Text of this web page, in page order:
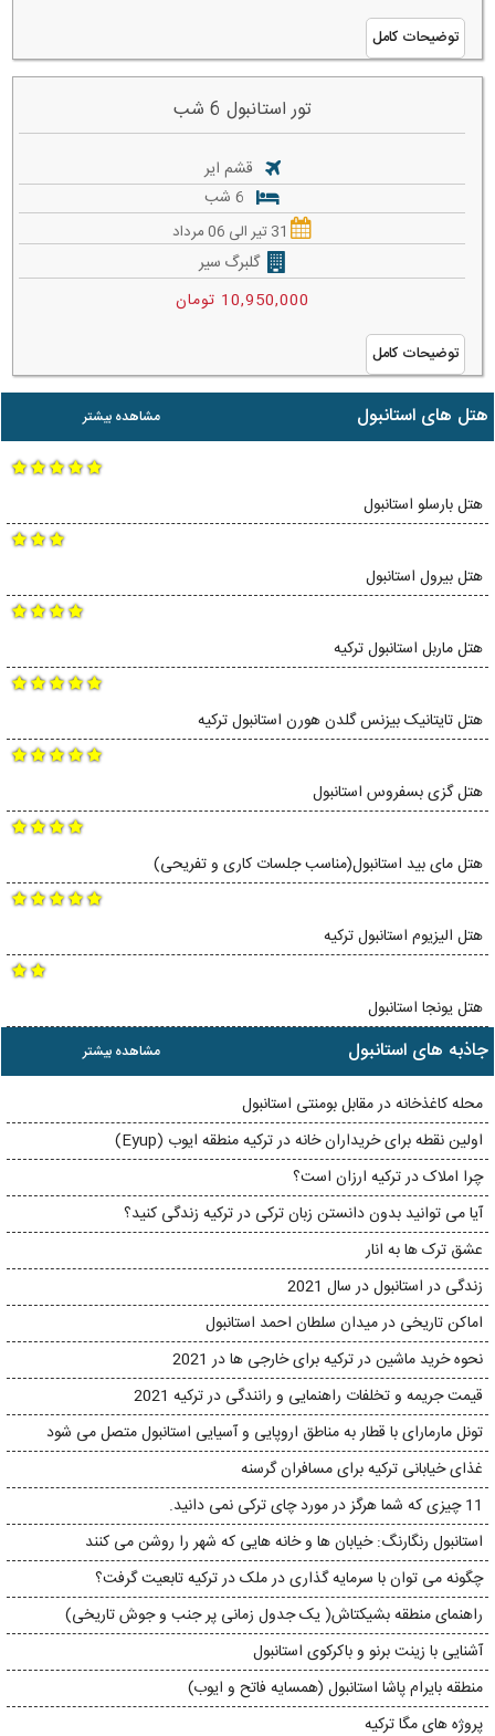
توضیحات کامل
تور استانبول 6 شب
قشم ایر
31 تیر الی 06 مرداد
گلبرگ سیر
10,950,000 تومان
توضیحات کامل
مشاهده بیشتر هتل های استانبول
هتل بارسلو استانبول
هتل بیرول استانبول
هتل ماربل استانبول ترکیه
هتل تایتانیک بیزنس گلدن هورن استانبول ترکیه
هتل گزی بسفروس استانبول
هتل مای بید استانبول(مناسب جلسات کاری و تفریحی)
هتل الیزیوم استانبول ترکیه
هتل یونجا استانبول
مشاهده بیشتر جاذبه های استانبول
محله کاغذخانه در مقابل بومنتی استانبول
اولین نقطه برای خریداران خانه در ترکیه منطقه ایوب (Eyup)
چرا املاک در ترکیه ارزان است؟
آیا می توانید بدون دانستن زبان ترکی در ترکیه زندگی کنید؟
عشق ترک ها به انار
زندگی در استانبول در سال 2021
اماکن تاریخی در میدان سلطان احمد استانبول
نحوه خرید ماشین در ترکیه برای خارجی ها در 2021
قیمت جریمه و تخلفات راهنمایی و رانندگی در ترکیه 2021
تونل مارمارای با قطار به مناطق اروپایی و آسیایی استانبول متصل می شود
غذای خیابانی ترکیه برای مسافران گرسنه
11 چیزی که شما هرگز در مورد چای ترکی نمی دانید.
استانبول رنگارنگ: خیابان ها و خانه هایی که شهر را روشن می کنند
چگونه می توان با سرمایه گذاری در ملک در ترکیه تابعیت گرفت؟
راهنمای منطقه بشیکتاش( یک جدول زمانی پر جنب و جوش تاریخی)
آشنایی با زینت برنو و باکرکوی استانبول
منطقه بایرام پاشا استانبول (همسایه فاتح و ایوب)
پروژه های مگا ترکیه